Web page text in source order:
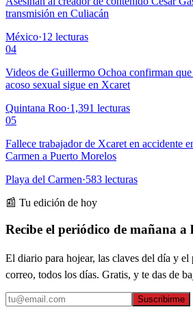
transmisión en Culiacán
México·12 lecturas
04
Videos de Guillermo Ochoa confirman que
acoso sexual sigue en Xcaret
Quintana Roo·1,391 lecturas
05
Fallece trabajador de Xcaret en accidente
Carmen a Puerto Morelos
Playa del Carmen·583 lecturas
📰 Tu edición de hoy
Recibe el periódico de mañana a
El diario para hojear, las claves del día y
correo, todos los días. Gratis, y te das de
Suscribirme